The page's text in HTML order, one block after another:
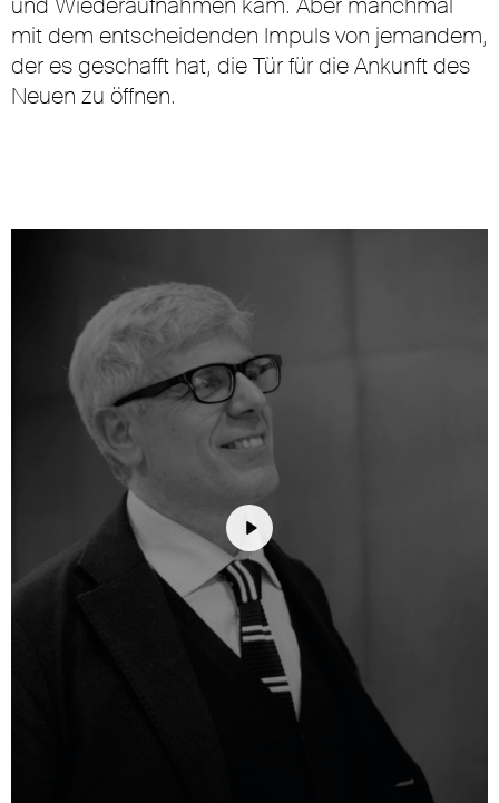
mit dem entscheidenden Impuls von jemandem,
der es geschafft hat, die Tür für die Ankunft des
Neuen zu öffnen.
Play